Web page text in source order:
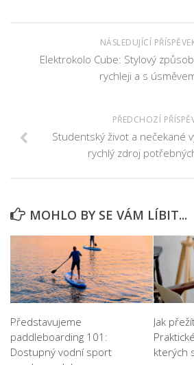
NÁSLEDUJÍCÍ
Elektrokolo Cube: Stylový
rychleji a s
PŘEDCHOZÍ
Studentský život a nečekané
rychlý zdroj
MOHLO BY SE VÁM LÍBIT...
Představujeme
paddleboarding 101:
Dostupný vodní sport
Jak
kterých